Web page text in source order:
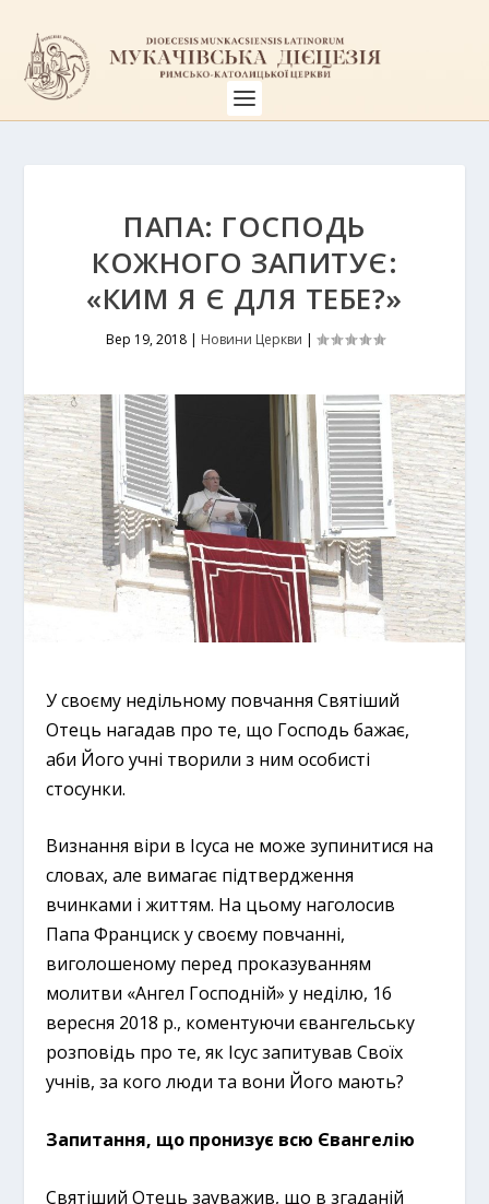
ПАПА: ГОСПОДЬ
КОЖНОГО ЗАПИТУЄ:
«КИМ Я Є ДЛЯ ТЕБЕ?»
Вер 19, 2018| Новини Церкви |
У своєму недільному повчання Святіший
Отець нагадав про те, що Господь бажає,
аби Його учні творили з ним особисті
стосунки.
Визнання віри в Ісуса не може зупинитися на
словах, але вимагає підтвердження
вчинками і життям. На цьому наголосив
Папа Франциск у своєму повчанні,
виголошеному перед проказуванням
молитви «Ангел Господній» у неділю, 16
вересня 2018 р., коментуючи євангельську
розповідь про те, як Ісус запитував Своїх
учнів, за кого люди та вони Його мають?
Запитання, що пронизує всю Євангелію
Святіший Отець зауважив, що в згаданій